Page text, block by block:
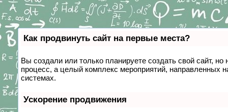
Как продвинуть сайт на первые места?
Вы создали или только планируете создать свой сайт,
процесс, а целый комплекс мероприятий, направленных
системах.
Ускорение продвижения